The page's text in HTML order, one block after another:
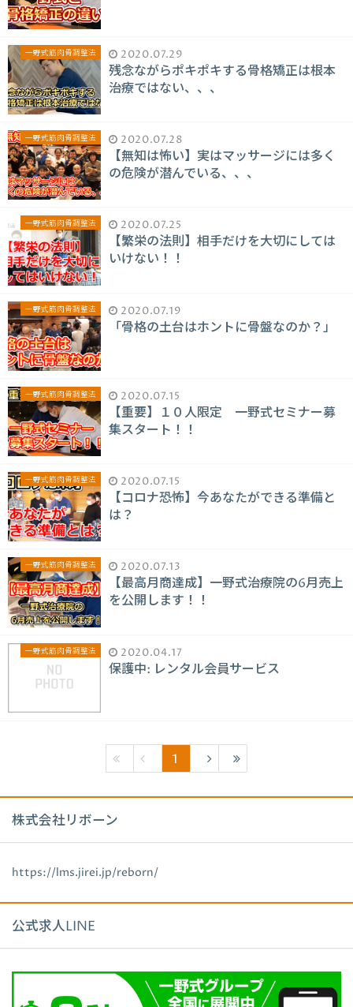
一野式筋肉骨調整法 2020.07.29
残念ながらポキポキする骨格矯正は根本
治療ではない、、、
一野式筋肉骨調整法 2020.07.28
【無知は怖い】実はマッサージには多く
の危険が潜んでいる、、、
一野式筋肉骨調整法 2020.07.25
【繁栄の法則】相手だけを大切にしては
いけない！！
一野式筋肉骨調整法 2020.07.19
「骨格の土台はホントに骨盤なのか？」
一野式筋肉骨調整法 2020.07.15
【重要】１０人限定 一野式セミナー募
集スタート！！
一野式筋肉骨調整法 2020.07.15
【コロナ恐怖】今あなたができる準備と
は？
一野式筋肉骨調整法 2020.07.13
【最高月商達成】一野式治療院の6月売上
を公開します！！
一野式筋肉骨調整法 2020.04.17
保護中: レンタル会員サービス
1
株式会社リボーン
https://lms.jirei.jp/reborn/
公式求人LINE